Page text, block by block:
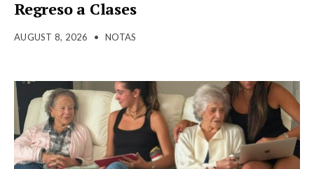
Regreso a Clases
AUGUST 8, 2026 • NOTAS